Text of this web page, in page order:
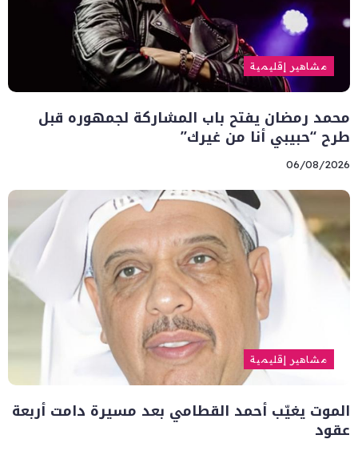
مشاهير إقليمية
محمد رمضان يفتح باب المشاركة لجمهوره قبل
طرح “حبيبي أنا من غيرك”
06/08/2026
مشاهير إقليمية
الموت يغيّب أحمد القطامي بعد مسيرة دامت أربعة
عقود